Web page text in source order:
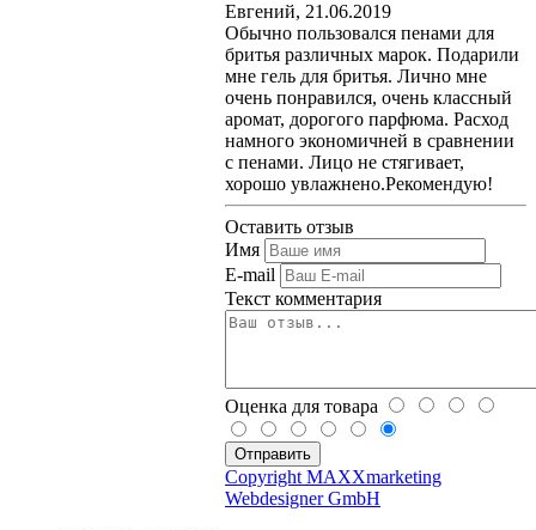
Евгений, 21.06.2019
Обычно пользовался пенами для
бритья различных марок. Подарили
мне гель для бритья. Лично мне
очень понравился, очень классный
аромат, дорогого парфюма. Расход
намного экономичней в сравнении
с пенами. Лицо не стягивает,
хорошо увлажнено.Рекомендую!
Оставить отзыв
Имя
E-mail
Текст комментария
Оценка для товара
Copyright MAXXmarketing
Webdesigner GmbH